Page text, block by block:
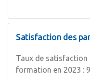
Satisfaction des
Taux de
formation en 2023 :